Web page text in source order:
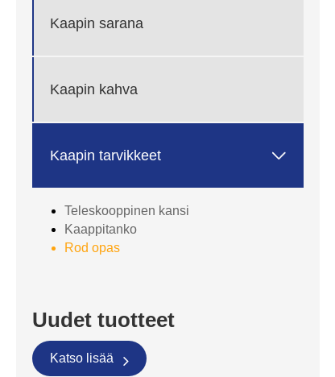
Kaapin sarana
Kaapin kahva
Kaapin tarvikkeet 
Teleskooppinen kansi
Kaappitanko
Rod opas
Uudet tuotteet
Katso lisää